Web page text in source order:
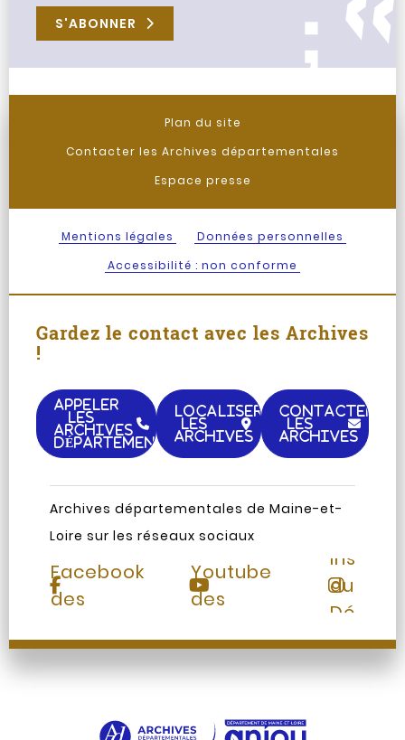
S'ABONNER
Plan du site
Contacter les Archives départementales
Espace presse
Mentions légales
Données personnelles
Accessibilité : non conforme
Gardez le contact avec les Archives
!
APPELER
LES
ARCHIVES
DÉPARTEMENTALES
LOCALISER
LES
ARCHIVES
CONTACTER
LES
ARCHIVES
Archives départementales de Maine-et-
Loire sur les réseaux sociaux
Page
Facebook
des
Chaine
Youtube
des
du